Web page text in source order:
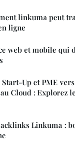
linkuma peut
ligne
web et mobile qui
Up et PME
Cloud : Explorez
Linkuma :